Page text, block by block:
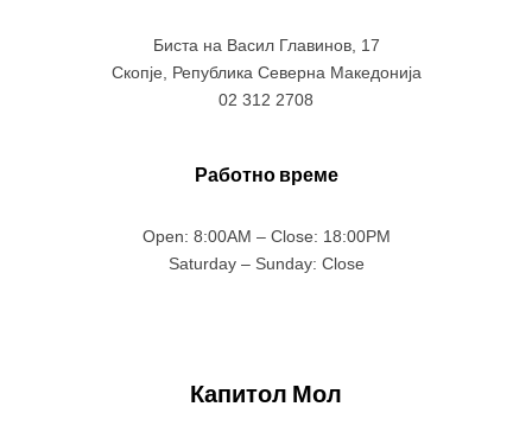
Биста на Васил Главинов, 17
Скопје, Република Северна Македонија
02 312 2708
Работно време
Open: 8:00AM – Close: 18:00PM
Saturday – Sunday: Close
Капитол Мол